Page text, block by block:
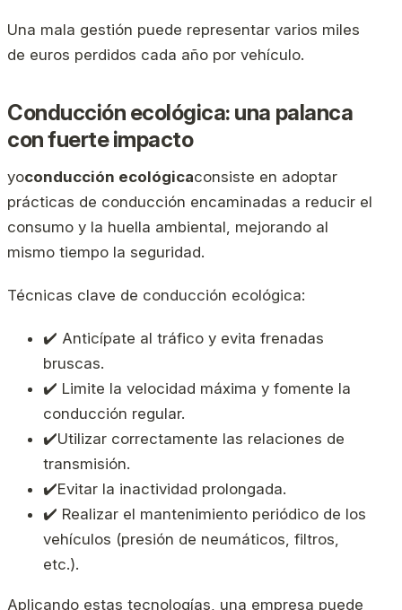
Una mala gestión puede representar varios miles
de euros perdidos cada año por vehículo.
Conducción ecológica: una palanca
con fuerte impacto
yoconducción ecológicaconsiste en adoptar
prácticas de conducción encaminadas a reducir el
consumo y la huella ambiental, mejorando al
mismo tiempo la seguridad.
Técnicas clave de conducción ecológica:
✔️ Anticípate al tráfico y evita frenadas
bruscas.
✔️ Limite la velocidad máxima y fomente la
conducción regular.
✔️Utilizar correctamente las relaciones de
transmisión.
✔️Evitar la inactividad prolongada.
✔️ Realizar el mantenimiento periódico de los
vehículos (presión de neumáticos, filtros,
etc.).
Aplicando estas tecnologías, una empresa puede